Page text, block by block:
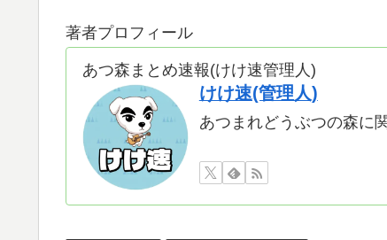
著者プロフィール
あつ森まとめ速報(けけ速管理人)
けけ速(管理人)
あつまれどうぶつの森に